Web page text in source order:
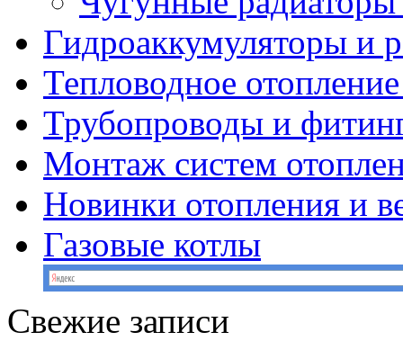
Гидроаккумуляторы и
Тепловодное
Трубопроводы и
Монтаж систем
Новинки отопления и
Газовые котлы
Свежие записи